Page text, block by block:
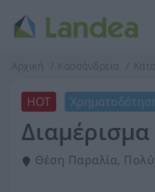
Αρχική Κασσάνδρεια
HOT
Θέση Παραλία,